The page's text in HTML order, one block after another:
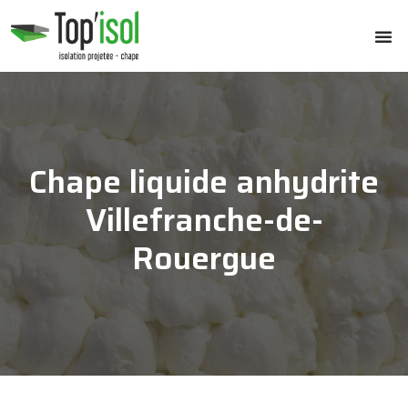
Chape liquide anhydrite
Villefranche-de-
Rouergue